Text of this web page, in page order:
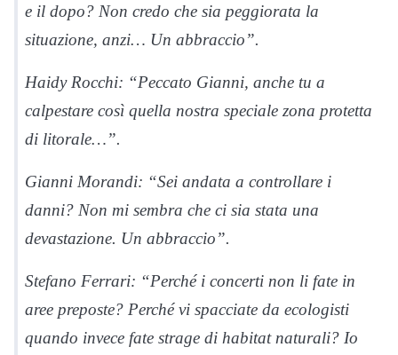
e il dopo? Non credo che sia peggiorata la
situazione, anzi… Un abbraccio”.
Haidy Rocchi: “Peccato Gianni, anche tu a
calpestare così quella nostra speciale zona protetta
di litorale…”.
Gianni Morandi: “Sei andata a controllare i
danni? Non mi sembra che ci sia stata una
devastazione. Un abbraccio”.
Stefano Ferrari: “Perché i concerti non li fate in
aree preposte? Perché vi spacciate da ecologisti
quando invece fate strage di habitat naturali? Io